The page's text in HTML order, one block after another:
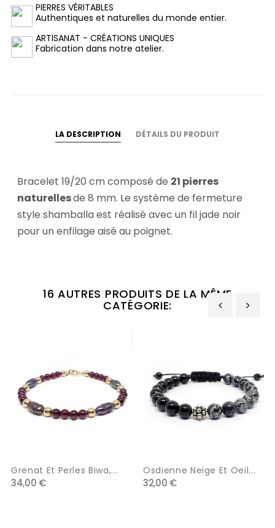
PIERRES VÉRITABLES
Authentiques et naturelles du monde entier.
ARTISANAT - CRÉATIONS UNIQUES
Fabrication dans notre atelier.
LA DESCRIPTION DÉTAILS DU PRODUIT
Bracelet 19/20 cm composé de 21 pierres
naturellesde 8 mm. Le système de fermeture
style shamballa est réalisé avec un fil jade noir
pour un enfilage aisé au poignet.
16 AUTRES PRODUITS DE LA MÊME
CATÉGORIE:
Grenat Et Perles Biwa,...
34,00 €
Osdienne Neige Et Oeil...
32,00 €